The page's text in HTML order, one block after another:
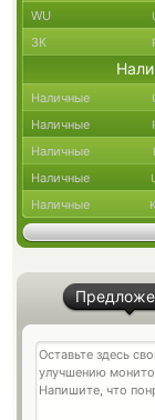
WU
ЗК
Наличные
Наличные
Наличные
Наличные
Наличные